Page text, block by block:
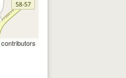
contributors